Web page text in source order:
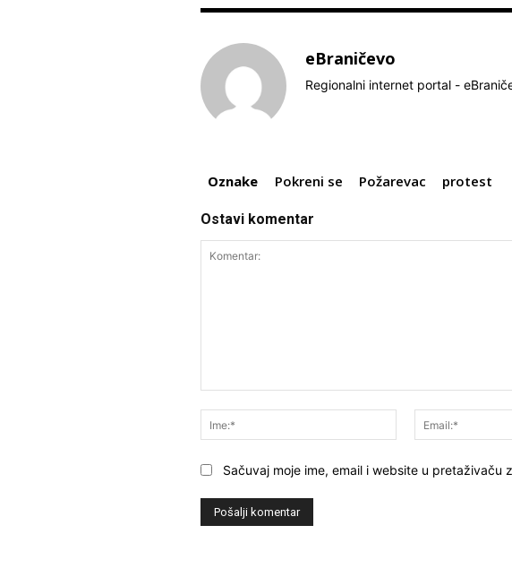
eBraničevo
Regionalni internet portal -
Oznake Pokreni se Požarevac protest
Ostavi komentar
Ime:*
Sačuvaj moje ime, email i website u pretaživaču